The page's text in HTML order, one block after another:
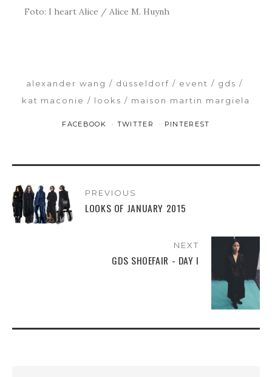
Foto: I heart Alice / Alice M. Huynh
alexander wang düsseldorf event
gds
kat maconie
looks maison martin margiela
FACEBOOK TWITTER PINTEREST
PREVIOUS
LOOKS OF JANUARY 2015
NEXT
GDS SHOEFAIR - DAY I